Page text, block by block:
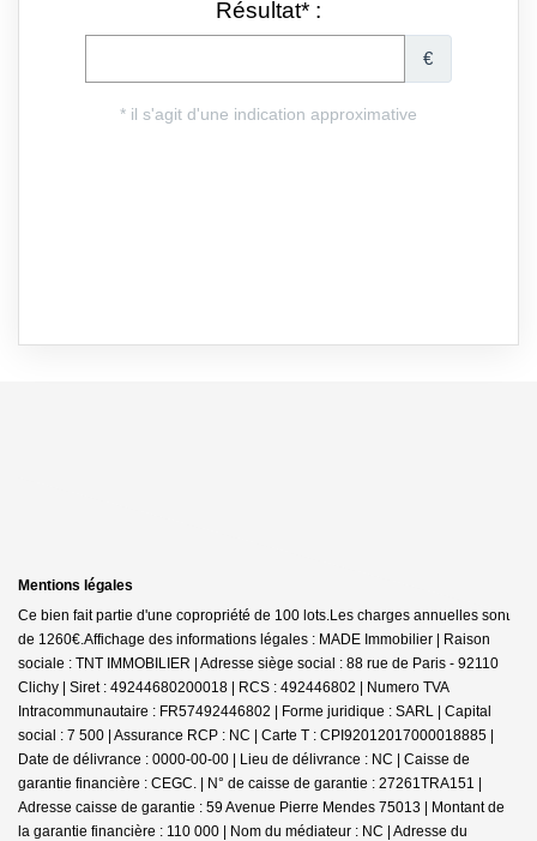
Mentions légales
Ce bien fait partie d'une copropriété de 100 lots.Les charges annuelles sont
de 1260€.Affichage des informations légales : MADE Immobilier | Raison
sociale : TNT IMMOBILIER | Adresse siège social : 88 rue de Paris - 92110
Clichy | Siret : 49244680200018 | RCS : 492446802 | Numero TVA
Intracommunautaire : FR57492446802 | Forme juridique : SARL | Capital
social : 7 500 | Assurance RCP : NC | Carte T : CPI92012017000018885 |
Date de délivrance : 0000-00-00 | Lieu de délivrance : NC | Caisse de
garantie financière : CEGC. | N° de caisse de garantie : 27261TRA151 |
Adresse caisse de garantie : 59 Avenue Pierre Mendes 75013 | Montant de
la garantie financière : 110 000 | Nom du médiateur : NC | Adresse du